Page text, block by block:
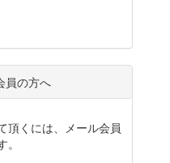
員の方へ
頂くには、メール会員